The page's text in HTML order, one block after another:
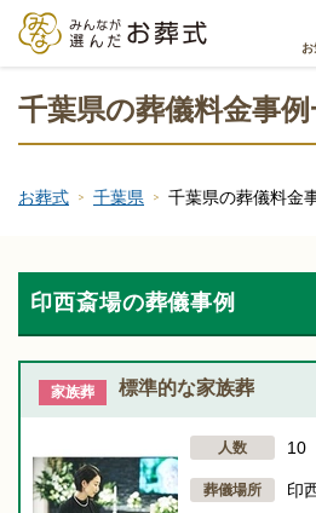
お
千葉県の葬儀料金事
お葬式 千葉県 千葉県の葬儀料金
印西斎場の葬儀事例
家族葬 標準的な家族葬
人数 10
葬儀場所 印